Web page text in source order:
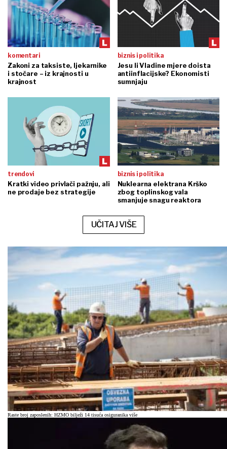
komentari
Zakoni za taksiste, ljekarnike
i stočare – iz krajnosti u
krajnost
biznis i politika
Jesu li Vladine mjere doista
antiinflacijske? Ekonomisti
sumnjaju
trendovi
Kratki video privlači pažnju, ali
ne prodaje bez strategije
biznis i politika
Nuklearna elektrana Krško
zbog toplinskog vala
smanjuje snagu reaktora
UČITAJ VIŠE
Raste broj zaposlenih: HZMO bilježi 14 tisuća osiguranika više